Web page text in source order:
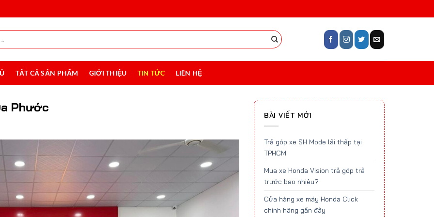
TẤT CẢ SẢN PHẨM GIỚI THIỆU TIN TỨC LIÊN HỆ
Phước
BÀI VIẾT MỚI
Trả góp xe SH Mode lãi thấp tại
TPHCM
Mua xe Honda Vision trả góp trả
trước bao nhiêu?
Cửa hàng xe máy Honda Click
chính hãng gần đây